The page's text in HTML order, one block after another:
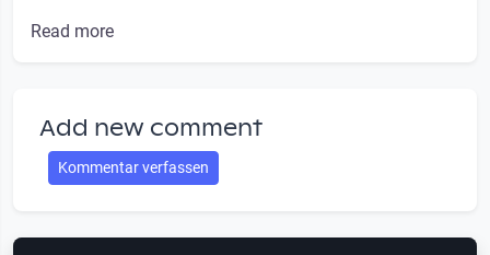
Read more
Add new comment
Kommentar verfassen